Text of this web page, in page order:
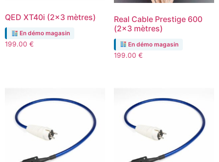
QED XT40i (2×3 mètres)
En démo magasin
199.00 €
Real Cable Prestige 600
(2×3 mètres)
En démo magasin
199.00 €